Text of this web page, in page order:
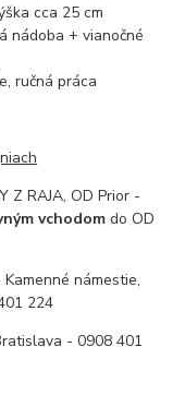
cca 25 cm
nádoba + vianočné
ručná práca
Z RAJA, OD Prior -
vchodom do OD
námestie,
224
- 0908 401